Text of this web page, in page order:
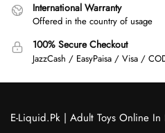
International Warranty
Offered in the country of usage
100% Secure Checkout
JazzCash / EasyPaisa / Visa /
E-Liquid.Pk | Adult Toys Online In